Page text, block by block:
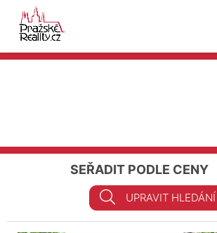
SEŘADIT PODLE CENY
UPRAVIT HLEDÁNÍ